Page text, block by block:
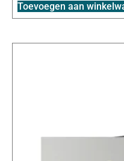
Toevoegen aan